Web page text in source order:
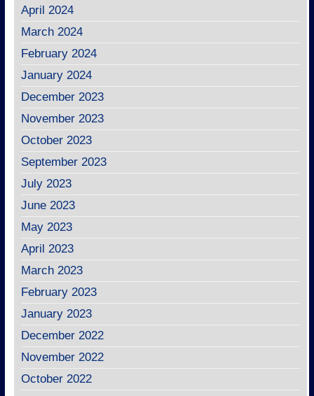
April 2024
March 2024
February 2024
January 2024
December 2023
November 2023
October 2023
September 2023
July 2023
June 2023
May 2023
April 2023
March 2023
February 2023
January 2023
December 2022
November 2022
October 2022